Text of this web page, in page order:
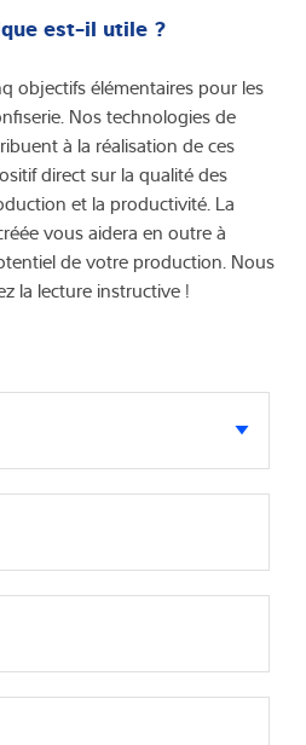
est-il utile ?
objectifs élémentaires pour les
Nos technologies de
à la réalisation de ces
direct sur la qualité des
et la productivité. La
vous aidera en outre à
de votre production. Nous
la lecture instructive !